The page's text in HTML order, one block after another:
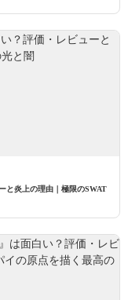
と炎上の理由｜極限のSWAT